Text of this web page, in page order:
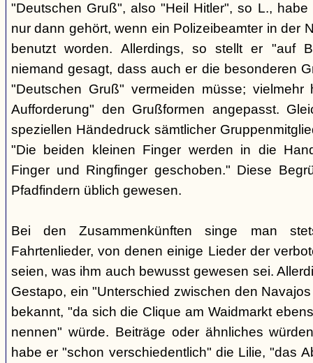
"Deutschen Gruß", also "Heil Hitler", so L.,
nur dann gehört, wenn ein Polizeibeamter in der
benutzt worden. Allerdings, so stellt er "auf
niemand gesagt, dass auch er die besonderen
"Deutschen Gruß" vermeiden müsse;
Aufforderung" den Grußformen angepasst.
speziellen Händedruck sämtlicher
"Die beiden kleinen Finger werden in die
Finger und Ringfinger geschoben." Diese
Pfadfindern üblich gewesen.
Bei den Zusammenkünften singe man
Fahrtenlieder, von denen einige Lieder der
seien, was ihm auch bewusst gewesen sei.
Gestapo, ein "Unterschied zwischen den
bekannt, "da sich die Clique am Waidmarkt
nennen" würde. Beiträge oder ähnliches
habe er "schon verschiedentlich" die Lilie, "das